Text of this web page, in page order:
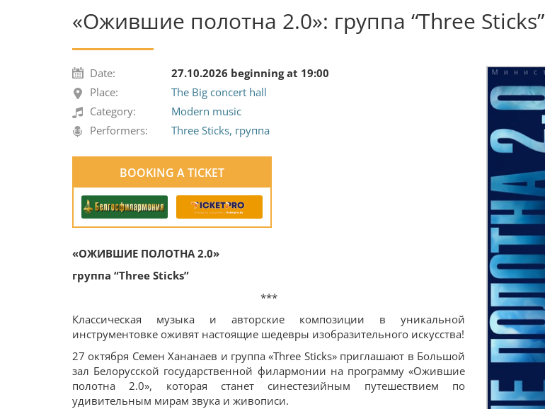
«Ожившие полотна 2.0»: группа “Three Sticks”
Date:
27.10.2026 beginning at 19:00
Place:
The Big concert hall
Category:
Modern music
Performers:
Three Sticks, группа
BOOKING A TICKET
«ОЖИВШИЕ ПОЛОТНА 2.0»
группа “Three Sticks”
***
Классическая музыка и авторские композиции в уникальной
инструментовке оживят настоящие шедевры изобразительного искусства!
27 октября Семен Хананаев и группа «Three Sticks» приглашают в Большой
зал Белорусской государственной филармонии на программу «Ожившие
полотна 2.0», которая станет синестезийным путешествием по
удивительным мирам звука и живописи.